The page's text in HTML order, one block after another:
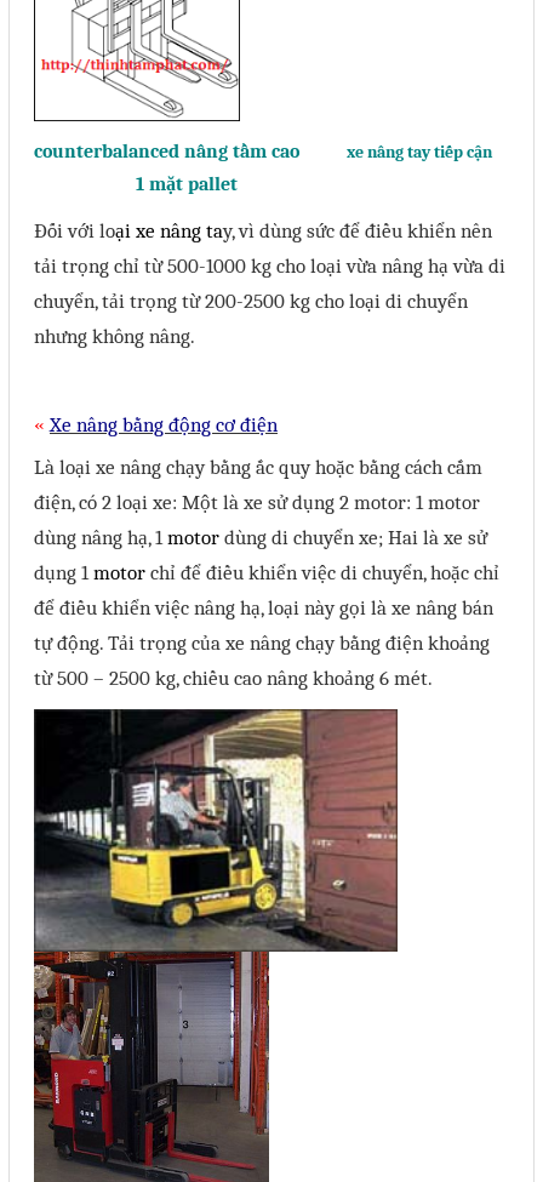
counterbalanced nâng tầm cao xe nâng tay tiếp cận
1 mặt pallet
Đối với loại xe nâng tay, vì dùng sức để điều khiển nên
tải trọng chỉ từ 500-1000 kg cho loại vừa nâng hạ vừa di
chuyển, tải trọng từ 200-2500 kg cho loại di chuyển
nhưng không nâng.
« Xe nâng bằng động cơ điện
Là loại xe nâng chạy bằng ắc quy hoặc bằng cách cắm
điện, có 2 loại xe: Một là xe sử dụng 2 motor: 1 motor
dùng nâng hạ, 1 motor dùng di chuyển xe; Hai là xe sử
dụng 1 motor chỉ để điều khiển việc di chuyển, hoặc chỉ
để điều khiển việc nâng hạ, loại này gọi là xe nâng bán
tự động. Tải trọng của xe nâng chạy bằng điện khoảng
từ 500 – 2500 kg, chiều cao nâng khoảng 6 mét.